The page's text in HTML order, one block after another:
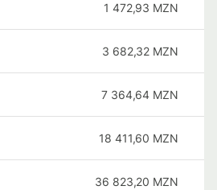
1 472,93 MZN
3 682,32 MZN
7 364,64 MZN
18 411,60 MZN
36 823,20 MZN